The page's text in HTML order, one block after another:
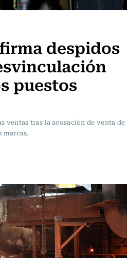
despidos
puestos
ventas tras la acusación de venta de
marcas.